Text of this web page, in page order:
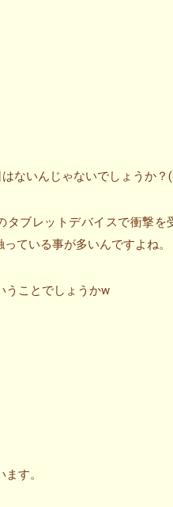
ないんじゃないでしょうか
タブレットデバイスで衝撃
ている事が多いんですよね。
うことでしょうかw
す。